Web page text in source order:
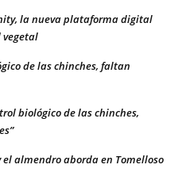
la nueva plataforma digital
de las chinches, faltan
biológico de las chinches,
el almendro aborda en Tomelloso